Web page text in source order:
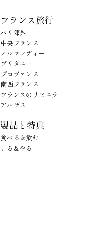
フランス旅行
パリ郊外
中央フランス
ノルマンディー
ブリタニー
プロヴァンス
南西フランス
フランスのリビエラ
アルザス
製品と特典
食べる＆飲む
見る＆やる